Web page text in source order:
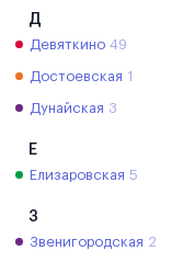
Д
Девяткино 49
Достоевская 1
Дунайская 3
Е
Елизаровская 5
З
Звенигородская 2